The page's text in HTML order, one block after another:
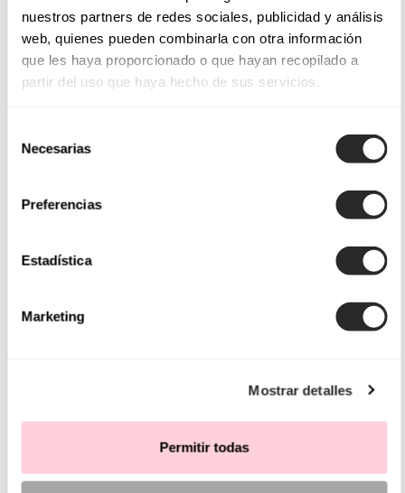
nuestros partners de redes sociales, publicidad y análisis
web, quienes pueden combinarla con otra información
que les haya proporcionado o que hayan recopilado a
partir del uso que haya hecho de sus servicios.
Necesarias
Preferencias
Estadística
Marketing
Mostrar detalles
Permitir todas